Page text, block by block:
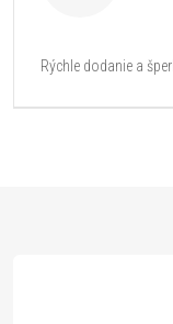
Rýchle dodanie a